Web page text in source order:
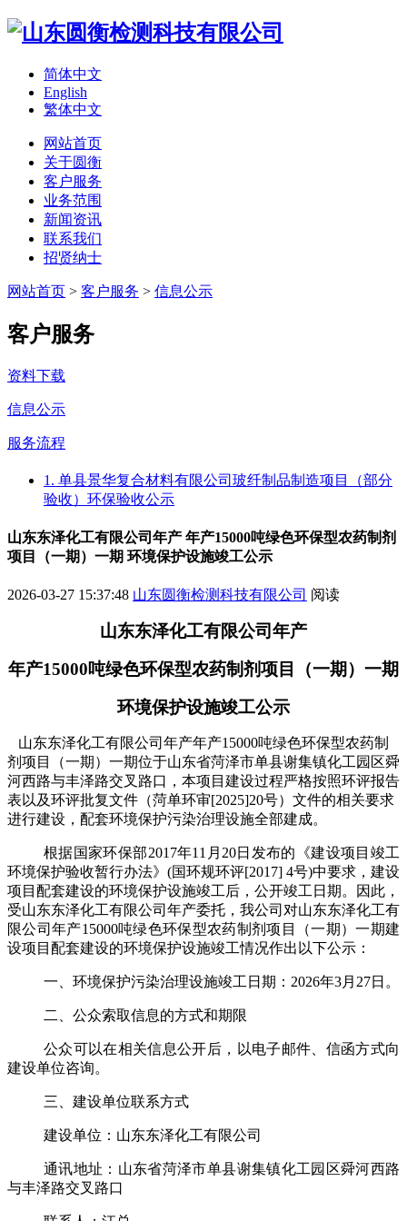
简体中文
English
繁体中文
网站首页
关于圆衡
客户服务
业务范围
新闻资讯
联系我们
招贤纳士
网站首页 > 客户服务 > 信息公示
客户服务
资料下载
信息公示
服务流程
1. 单县景华复合材料有限公司玻纤制品制造项目（部分
验收）环保验收公示
山东东泽化工有限公司年产 年产15000吨绿色环保型农药制剂
项目（一期）一期 环境保护设施竣工公示
2026-03-27 15:37:48 山东圆衡检测科技有限公司 阅读
山东东泽化工有限公司年产
年产15000吨绿色环保型农药制剂项目（一期） 一期
环境保护设施竣工公示
山东东泽化工有限公司年产年产15000吨绿色环保型农药制
剂项目（一期）一期位于山东省菏泽市单县谢集镇化工园区舜
河西路与丰泽路交叉路口， 本项目 建设过程严格按照环评报告
表 以及环评批复文件 （菏单环审[2025]20号） 文件的相关要求
进行建设 ，配套环境保护污染治理设施全部建成。
根据国家环保部2017年11 月 20日发布的《建设项目竣工
环境保护验收暂行办法》 (国环规环评[2017] 4号)中要求 ，建设
项目配套建设的环境保护设施竣工后，公开竣工日期。
因此，
受山东东泽化工有限公司年产委托， 我公司对山东东泽化工有
限公司年产15000吨绿色环保型农药制剂项目（一期）一期建
设项目 配套建设的环境保护设施竣工情况作出以下公示：
一、 环境保护污染治理设施竣工日期 ： 2026年3月 27日。
二、公众索取信息的方式和期限
公众可以在相关信息公开后，以电子邮件、信函方式向
建设单位咨询。
三、建设单位联系方式
建设单位： 山东东泽化工有限公司
通讯地址： 山东省菏泽市单县谢集镇化工园区舜河西路
与丰泽路交叉路口